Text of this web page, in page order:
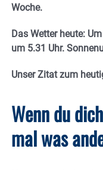
Woche.
Das Wetter heute:
um 5.31 Uhr.
Unser Zitat zum
Wenn du
mal was